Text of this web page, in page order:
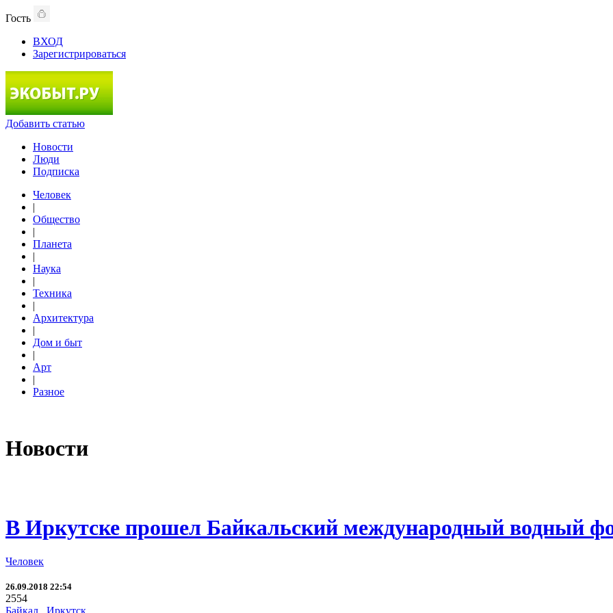
Гость
ВХОД
Зарегистрироваться
Добавить статью
Новости
Люди
Подписка
Человек
|
Общество
|
Планета
|
Наука
|
Техника
|
Архитектура
|
Дом и быт
|
Арт
|
Разное
Новости
В Иркутске прошел Байкальский международный водный
Человек
26.09.2018 22:54
2554
Байкал
Иркутск